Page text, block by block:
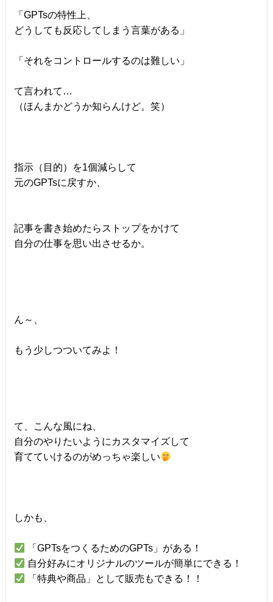
「GPTsの特性上、
どうしても反応してしまう言葉がある」
「それをコントロールするのは難しい」
て言われて…
（ほんまかどうか知らんけど。笑）
指示（目的）を1個減らして
元のGPTsに戻すか、
記事を書き始めたらストップをかけて
自分の仕事を思い出させるか。
ん～、
もう少しつついてみよ！
て、こんな風にね、
自分のやりたいようにカスタマイズして
育てていけるのがめっちゃ楽しい
しかも、
「GPTsをつくるためのGPTs」がある！
自分好みにオリジナルのツールが簡単にできる！
「特典や商品」として販売もできる！！